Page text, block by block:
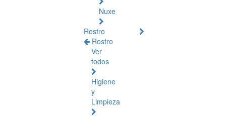
Nuxe
Rostro
Rostro
Ver
todos
Higiene
y
Limpieza